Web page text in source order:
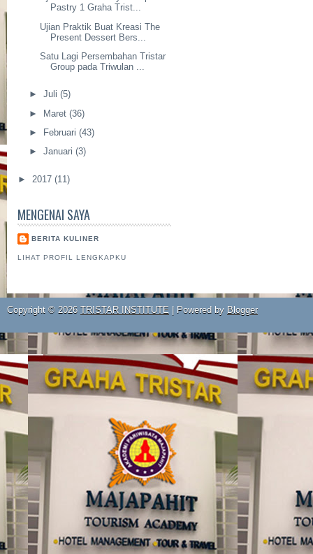
Pastry 1 Graha Trist...
Ujian Praktik Buat Kreasi The
Present Dessert Bers...
Satu Lagi Persembahan Tristar
Group pada Triwulan ...
► Juli (5)
► Maret (36)
►
Februari (43)
► Januari (3)
► 2017 (11)
MENGENAI SAYA
BERITA KULINER
LIHAT PROFIL LENGKAPKU
Copyright © 2026 TRISTAR INSTITUTE | Powered by Blogger